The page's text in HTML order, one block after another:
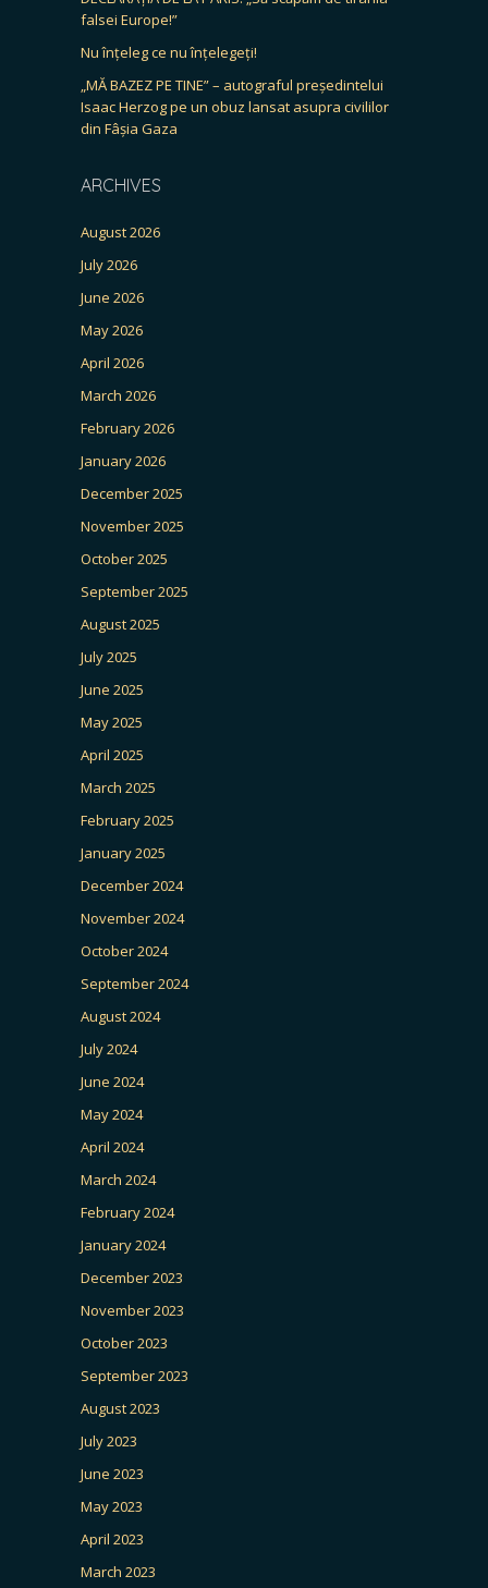
falsei Europe!”
Nu înțeleg ce nu înțelegeți!
„MĂ BAZEZ PE TINE” – autograful președintelui
Isaac Herzog pe un obuz lansat asupra civililor
din Fâșia Gaza
ARCHIVES
August 2026
July 2026
June 2026
May 2026
April 2026
March 2026
February 2026
January 2026
December 2025
November 2025
October 2025
September 2025
August 2025
July 2025
June 2025
May 2025
April 2025
March 2025
February 2025
January 2025
December 2024
November 2024
October 2024
September 2024
August 2024
July 2024
June 2024
May 2024
April 2024
March 2024
February 2024
January 2024
December 2023
November 2023
October 2023
September 2023
August 2023
July 2023
June 2023
May 2023
April 2023
March 2023